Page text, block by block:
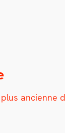
anci­enne